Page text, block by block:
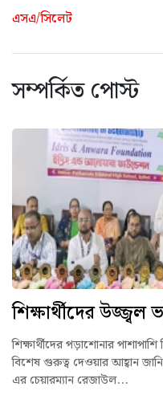
এসএ/সিলেট
সম্পর্কিত পোস্ট
শিক্ষার্থীদের
শিক্ষার্থীদের পড়াশোনার
বিশেষ গুরুত্ব দেওয়ার আহ্বান
এর চেয়ারম্যান রেজাউল...